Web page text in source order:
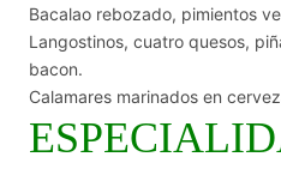
Bacalao rebozado, pimientos
Langostinos, cuatro quesos,
bacon.
Calamares marinados en